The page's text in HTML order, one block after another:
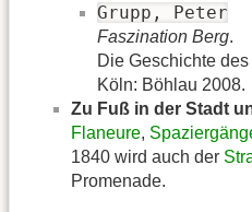
Grupp, Peter
Faszination Berg.
Die Geschichte
Köln: Böhlau 2008.
Zu Fuß in der Stadt
Flaneure,
1840 wird auch der
Promenade.